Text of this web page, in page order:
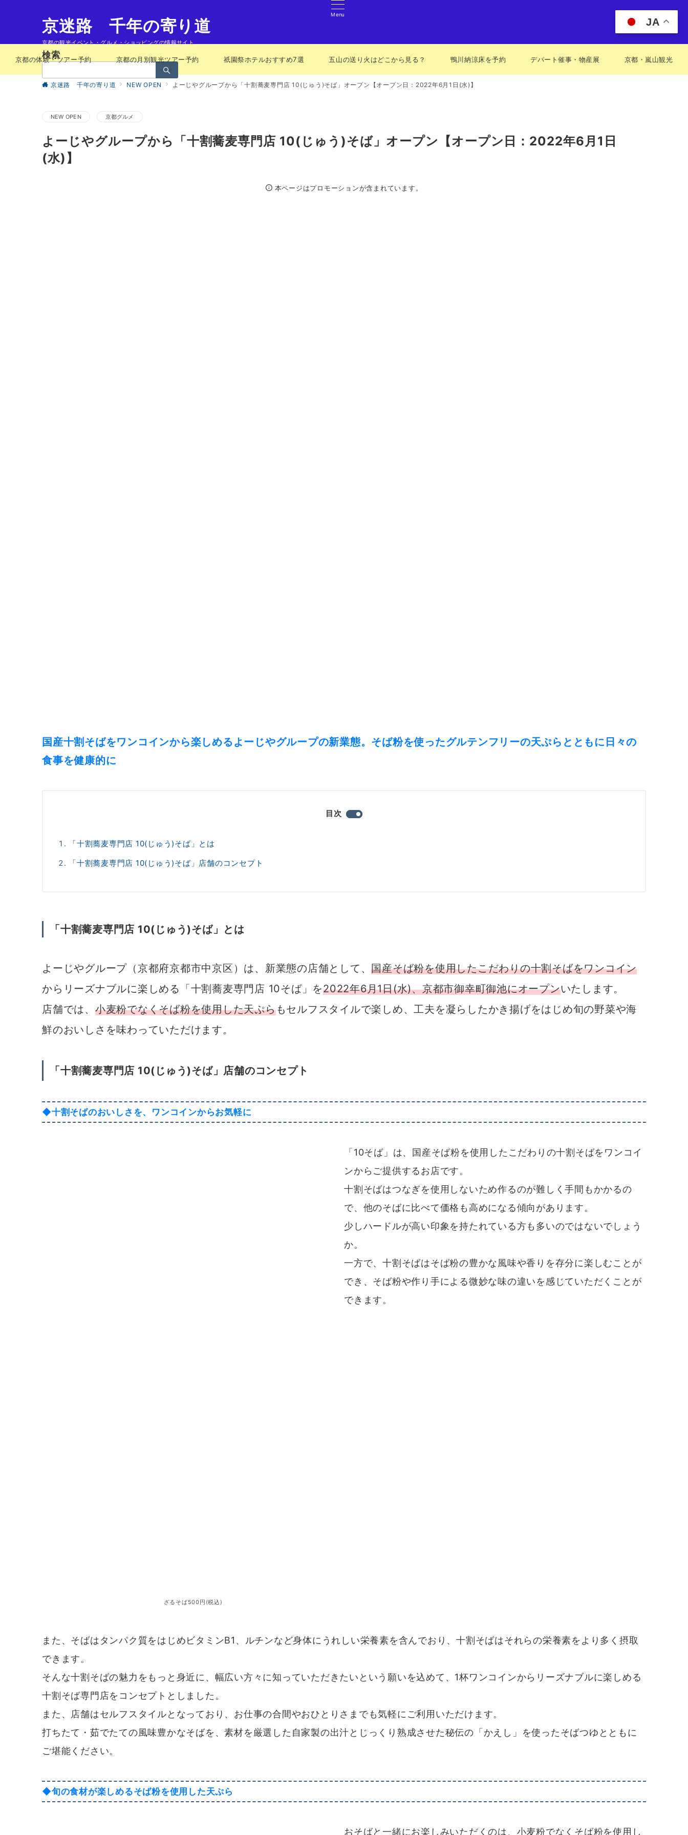
Menu
京迷路 千年の寄り道
京都の観光イベント・グルメ・ショッピングの情報サイト
検索
索：
京都の体験・ツアー予約 京都の月別観光ツアー予約 祇園祭ホテルおすすめ7選 五山の送り火はどこから見る？ 鴨川納涼床を予約 デパート催事・物産展 京都・嵐山観光
京迷路 千年の寄り道 NEW OPEN よーじやグループから「十割蕎麦専門店 10(じゅう)そば」オープン【オープン日：2022年6月1日(水)】
NEW OPEN 京都グルメ
よーじやグループから「十割蕎麦専門店 10(じゅう)そば」オープン【オープン日：2022年6月1日
(水)】
本ページはプロモーションが含まれています。
国産十割そばをワンコインから楽しめるよーじやグループの新業態。そば粉を使ったグルテンフリーの天ぷらとともに日々の
食事を健康的に
目次
「十割蕎麦専門店 10(じゅう)そば」とは
「十割蕎麦専門店 10(じゅう)そば」店舗のコンセプト
「十割蕎麦専門店 10(じゅう)そば」とは
よーじやグループ（京都府京都市中京区）は、新業態の店舗として、国産そば粉を使用したこだわりの十割そばをワンコイン
からリーズナブルに楽しめる「十割蕎麦専門店 10そば」を2022年6月1日(水)、京都市御幸町御池にオープンいたします。
店舗では、 小麦粉でなくそば粉を使用した天ぷらもセルフスタイルで楽しめ、工夫を凝らしたかき揚げをはじめ旬の野菜や海
鮮のおいしさを味わっていただけます。
「十割蕎麦専門店 10(じゅう)そば」 店舗のコンセプト
◆十割そばのおいしさを、ワンコインからお気軽に
ざるそば500円(税込)
「10そば」は、国産そば粉を使用したこだわりの十割そばをワンコイ
ンからご提供するお店です。
十割そばはつなぎを使用しないため作るのが難しく手間もかかるの
で、他のそばに比べて価格も高めになる傾向があります。
少しハードルが高い印象を持たれている方も多いのではないでしょう
か。
一方で、十割そばはそば粉の豊かな風味や香りを存分に楽しむことが
でき、そば粉や作り手による微妙な味の違いを感じていただくことが
できます。
また、そばはタンパク質をはじめビタミンB1、ルチンなど身体にうれしい栄養素を含んでおり、十割そばはそれらの栄養素をより多く摂取
できます。
そんな十割そばの魅力をもっと身近に、幅広い方々に知っていただきたいという願いを込めて、1杯ワンコインからリーズナブルに楽しめる
十割そば専門店をコンセプトとしました。
また、店舗はセルフスタイルとなっており、お仕事の合間やおひとりさまでも気軽にご利用いただけます。
打ちたて・茹でたての風味豊かなそばを、素材を厳選した自家製の出汁とじっくり熟成させた秘伝の「かえし」を使ったそばつゆとともに
ご堪能ください。
◆旬の食材が楽しめるそば粉を使用した天ぷら
おそばと一緒にお楽しみいただくのは、小麦粉でなくそば粉を使用し
JA